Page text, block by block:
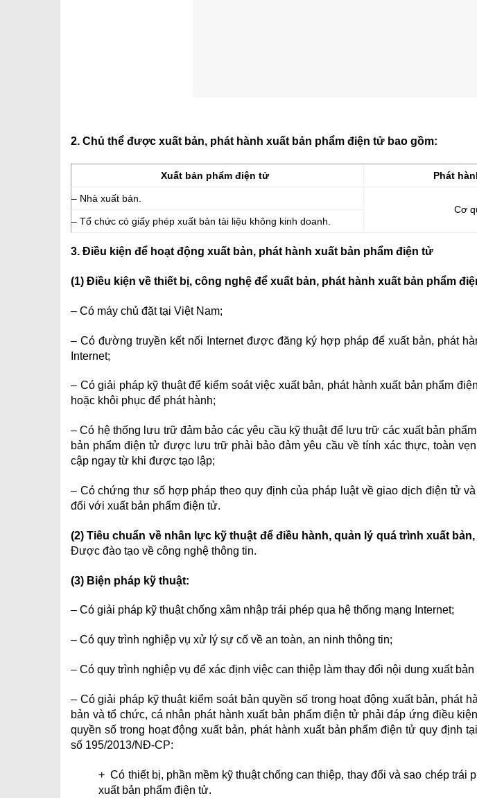
2. Chủ thể được xuất bản, phát hành xuất bản phẩm điện tử bao gồm:
Xuất bản phẩm điện tử Phát
– Nhà xuất bản.
Cơ
– Tổ chức có giấy phép xuất bản tài liệu không kinh doanh.
3. Điều kiện để hoạt động xuất bản, phát hành xuất bản phẩm điện tử
(1) Điều kiện về thiết bị, công nghệ để xuất bản, phát hành xuất bản phẩm
– Có máy chủ đặt tại Việt Nam;
– Có đường truyền kết nối Internet được đăng ký hợp pháp để xuất bản, phát
Internet;
– Có giải pháp kỹ thuật để kiểm soát việc xuất bản, phát hành xuất bản phẩm
hoặc khôi phục để phát hành;
– Có hệ thống lưu trữ đảm bảo các yêu cầu kỹ thuật để lưu trữ các xuất bản
bản phẩm điện tử được lưu trữ phải bảo đảm yêu cầu về tính xác thực, toàn
cập ngay từ khi được tạo lập;
– Có chứng thư số hợp pháp theo quy định của pháp luật về giao dịch điện tử
đối với xuất bản phẩm điện tử.
(2) Tiêu chuẩn về nhân lực kỹ thuật để điều hành, quản lý quá trình xuất
Được đào tạo về công nghệ thông tin.
(3) Biện pháp kỹ thuật:
– Có giải pháp kỹ thuật chống xâm nhập trái phép qua hệ thống mạng Internet;
– Có quy trình nghiệp vụ xử lý sự cố về an toàn, an ninh thông tin;
– Có quy trình nghiệp vụ để xác định việc can thiệp làm thay đổi nội dung xuất
– Có giải pháp kỹ thuật kiểm soát bản quyền số trong hoạt động xuất bản, phát
bản và tổ chức, cá nhân phát hành xuất bản phẩm điện tử phải đáp ứng điều
quyền số trong hoạt động xuất bản, phát hành xuất bản phẩm điện tử quy định
số 195/2013/NĐ-CP:
+ Có thiết bị, phần mềm kỹ thuật chống can thiệp, thay đổi và sao chép trái
xuất bản phẩm điện tử.